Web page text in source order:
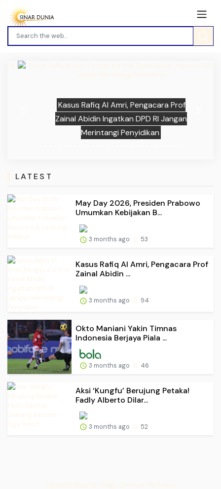
Kasus Rafiq Al Amri, Pengacara Prof
Zainal Abidin Ingatkan DPD RI Jangan
Merintangi Penyidikan
LATEST
May Day 2026, Presiden Prabowo
Umumkan Kebijakan B...
3 months ago 53
Kasus Rafiq Al Amri, Pengacara Prof
Zainal Abidin ...
3 months ago 94
Okto Maniani Yakin Timnas
Indonesia Berjaya Piala ...
3 months ago 46
Aksi ‘Kungfu’ Berujung Petaka!
Fadly Alberto Dilar...
3 months ago 52